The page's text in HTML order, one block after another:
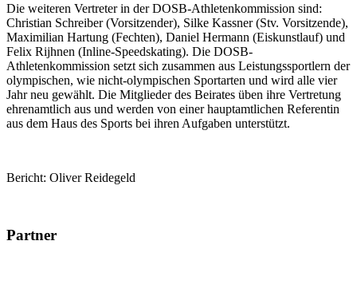
Die weiteren Vertreter in der DOSB-Athletenkommission sind:
Christian Schreiber (Vorsitzender), Silke Kassner (Stv. Vorsitzende),
Maximilian Hartung (Fechten), Daniel Hermann (Eiskunstlauf) und
Felix Rijhnen (Inline-Speedskating). Die DOSB-
Athletenkommission setzt sich zusammen aus Leistungssportlern der
olympischen, wie nicht-olympischen Sportarten und wird alle vier
Jahr neu gewählt. Die Mitglieder des Beirates üben ihre Vertretung
ehrenamtlich aus und werden von einer hauptamtlichen Referentin
aus dem Haus des Sports bei ihren Aufgaben unterstützt.
Bericht: Oliver Reidegeld
Partner